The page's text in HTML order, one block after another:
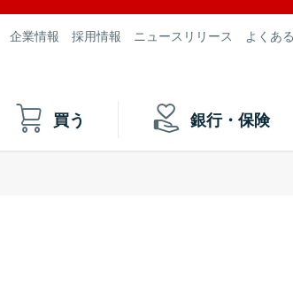
企業情報 採用情報 ニュースリリース よくあ
買う 銀行・保険